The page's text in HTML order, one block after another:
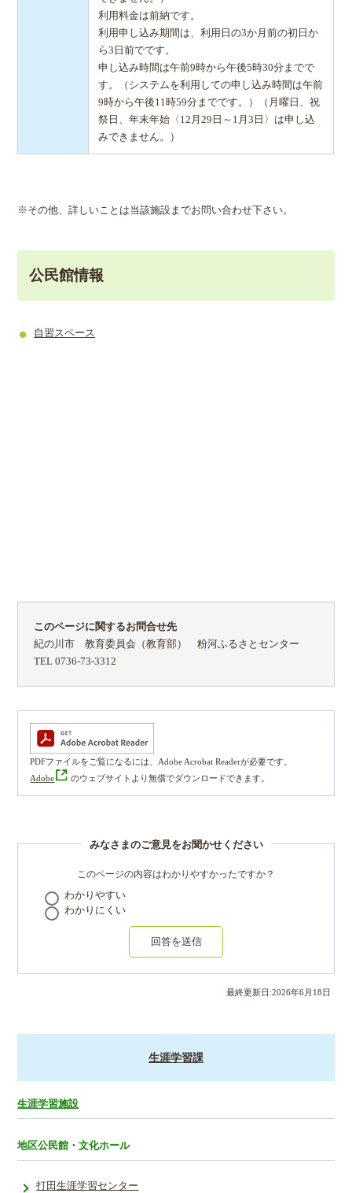
利用料金は前納です。
利用申し込み期間は、利用日の3か月前の初日か
ら3日前でです。
申し込み時間は午前9時から午後5時30分までで
す。（システムを利用しての申し込み時間は午前
9時から午後11時59分までです。）（月曜日、祝
祭日、年末年始〈12月29日～1月3日〉は申し込
みできません。）
※その他、詳しいことは当該施設までお問い合わせ下さい。
公民館情報
自習スペース
このページに関するお問合せ先
紀の川市 教育委員会（教育部） 粉河ふるさとセンター
TEL 0736-73-3312
PDFファイルをご覧になるには、Adobe Acrobat Readerが必要です。
Adobe
のウェブサイトより無償でダウンロードできます。
みなさまのご意見をお聞かせください
このページの内容はわかりやすかったですか？
わかりやすい
わかりにくい
回答を送信
最終更新日:2026年6月 18日
生涯学習課
生涯学習施設
地区公民館・文化ホール
打田生涯学習センター